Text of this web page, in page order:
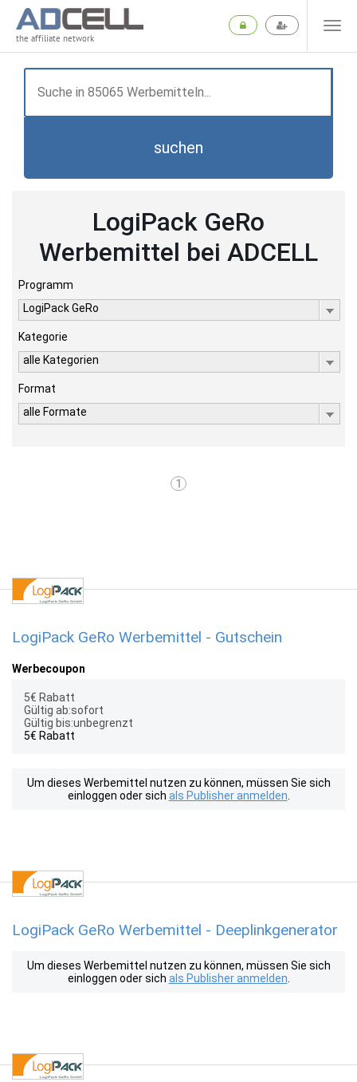
the affiliate network
suchen
LogiPack GeRo
Werbemittel bei ADCELL
Programm
LogiPack GeRo
Kategorie
alle Kategorien
Format
alle Formate
1
LogiPack GeRo Werbemittel - Gutschein
Werbecoupon
5€ Rabatt
Gültig ab:sofort
Gültig bis:unbegrenzt
5€ Rabatt
Um dieses Werbemittel nutzen zu können, müssen Sie sich
einloggen oder sich als Publisher anmelden
LogiPack GeRo Werbemittel - Deeplinkgenerator
Um dieses Werbemittel nutzen zu können, müssen Sie sich
einloggen oder sich als Publisher anmelden